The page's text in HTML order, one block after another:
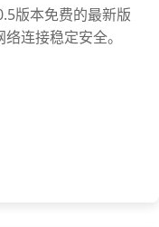
版本免费的最新版
连接稳定安全。